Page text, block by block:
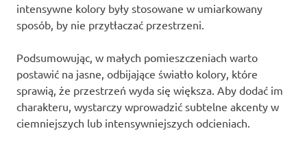
intensywne kolory były stosowane w umiarkowany
sposób, by nie przytłaczać przestrzeni.
Podsumowując, w małych pomieszczeniach warto
postawić na jasne, odbijające światło kolory, które
sprawią, że przestrzeń wyda się większa. Aby dodać im
charakteru, wystarczy wprowadzić subtelne akcenty w
ciemniejszych lub intensywniejszych odcieniach.